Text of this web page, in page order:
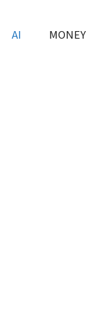
AI MONEY